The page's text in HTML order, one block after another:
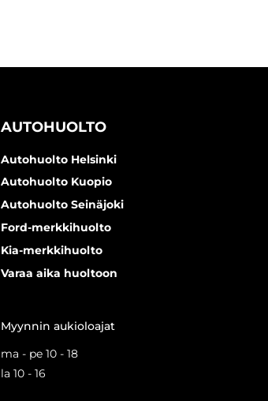
AUTOHUOLTO
Autohuolto Helsinki
Autohuolto Kuopio
Autohuolto Seinäjoki
Ford-merkkihuolto
Kia-merkkihuolto
Varaa aika huoltoon
Myynnin aukioloajat
ma - pe 10 - 18
la 10 - 16